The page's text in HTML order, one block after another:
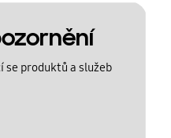
produktů a služeb